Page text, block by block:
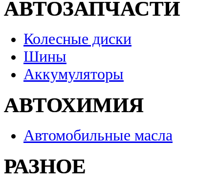
АВТОЗАПЧАСТИ
Колесные диски
Шины
Аккумуляторы
АВТОХИМИЯ
Автомобильные масла
РАЗНОЕ